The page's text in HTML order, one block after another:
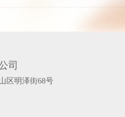
司
区明泽街68号